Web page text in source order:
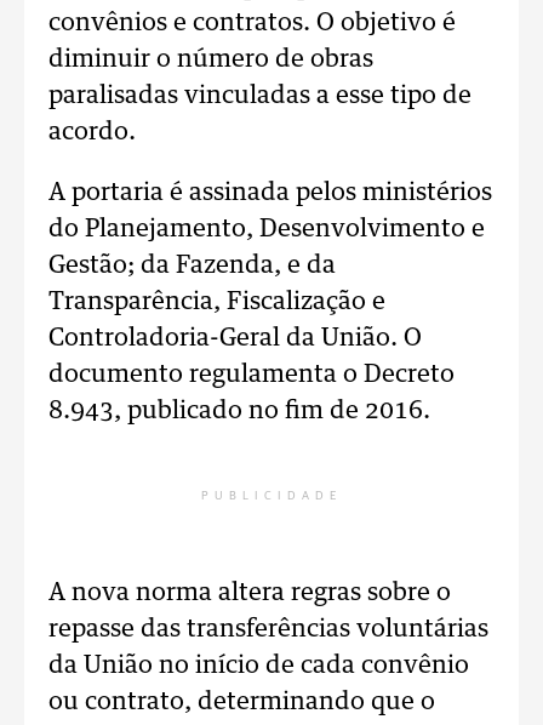
convênios e contratos. O objetivo é
diminuir o número de obras
paralisadas vinculadas a esse tipo de
acordo.
A portaria é assinada pelos ministérios
do Planejamento, Desenvolvimento e
Gestão; da Fazenda, e da
Transparência, Fiscalização e
Controladoria-Geral da União. O
documento regulamenta o Decreto
8.943, publicado no fim de 2016.
PUBLICIDADE
A nova norma altera regras sobre o
repasse das transferências voluntárias
da União no início de cada convênio
ou contrato, determinando que o